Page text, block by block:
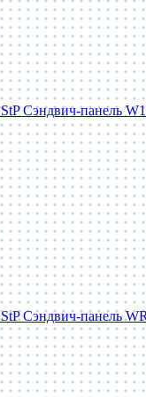
StP Сэндвич-панель W1
StP Сэндвич-панель